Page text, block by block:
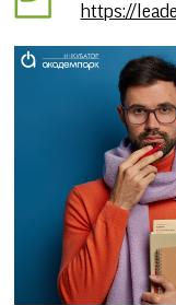
https://